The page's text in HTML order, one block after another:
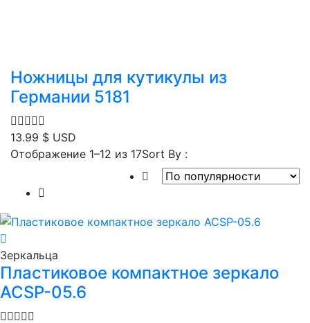
Ножницы для кутикулы из
Германии 5181
13.99 $ USD
Отображение 1–12 из 17Сортировка:
по
популярности
Sort By :
Зеркальца
Пластиковое компактное зеркало
ACSP-05.6